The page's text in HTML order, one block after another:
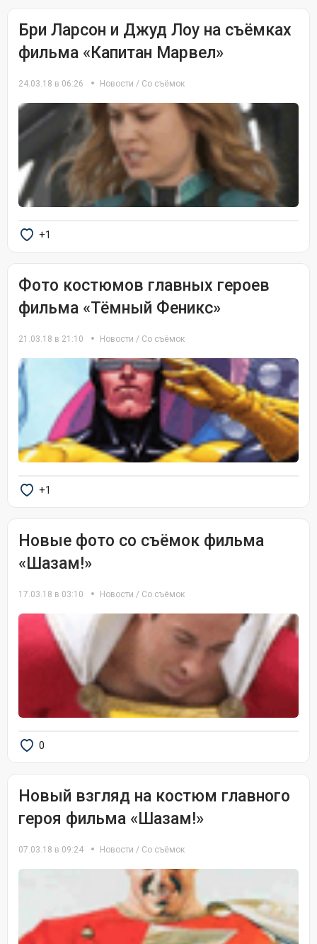
Бри Ларсон и Джуд Лоу на съёмках
фильма «Капитан Марвел»
24.03.18 в 06:26 Новости / Со съёмок
+1
Фото костюмов главных героев
фильма «Тёмный Феникс»
21.03.18 в 21:10 Новости / Со съёмок
+1
Новые фото со съёмок фильма
«Шазам!»
17.03.18 в 03:10 Новости / Со съёмок
0
Новый взгляд на костюм главного
героя фильма «Шазам!»
07.03.18 в 09:24 Новости / Со съёмок